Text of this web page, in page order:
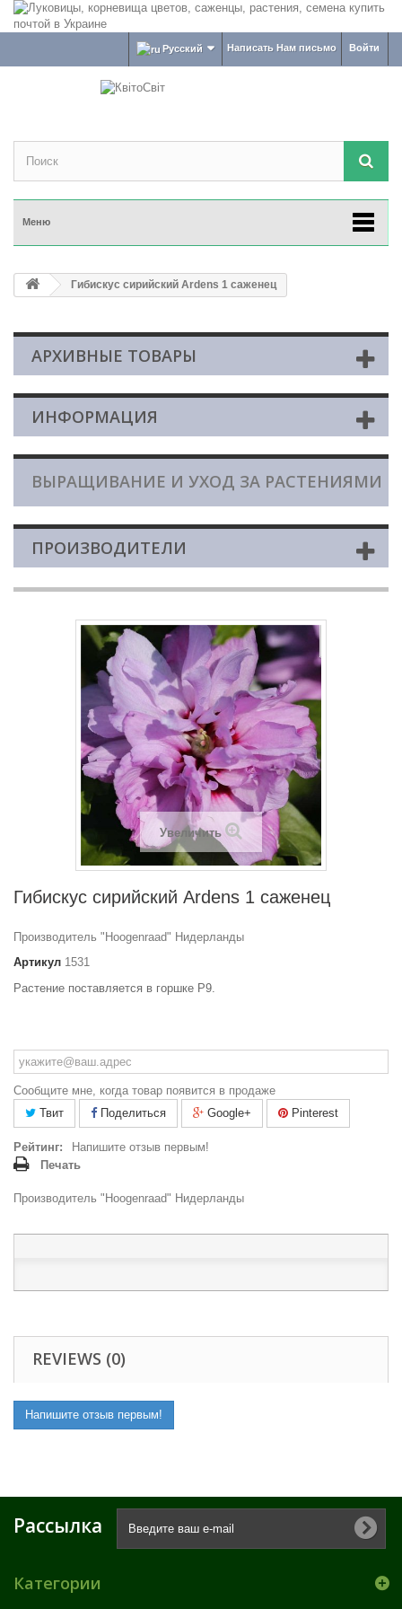
Войти
Написать Нам письмо
Русский
Меню
Гибискус сирийский Ardens 1 саженец
АРХИВНЫЕ ТОВАРЫ
ИНФОРМАЦИЯ
ВЫРАЩИВАНИЕ И УХОД ЗА РАСТЕНИЯМИ
ПРОИЗВОДИТЕЛИ
Увеличить
Гибискус сирийский Ardens 1 саженец
Производитель "Hoogenraad" Нидерланды
Артикул 1531
Растение поставляется в горшке Р9.
Сообщите мне, когда товар появится в продаже
Твит
Поделиться Google+ Pinterest
Рейтинг:
Напишите отзыв первым!
Печать
Производитель "Hoogenraad" Нидерланды
REVIEWS (0)
Напишите отзыв первым!
Рассылка
Категории